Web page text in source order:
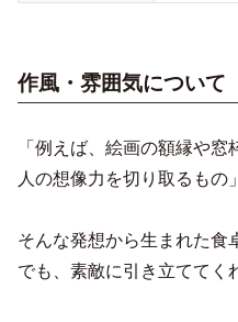
作風・雰囲気について
「例えば、絵画の額縁や
人の想像力を切り取るもの」
そんな発想から生まれた食
でも、素敵に引き立ててく